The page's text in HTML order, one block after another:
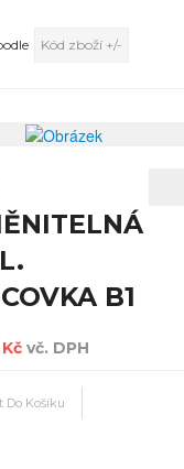
Kód zboží +/-
B1
vč. DPH